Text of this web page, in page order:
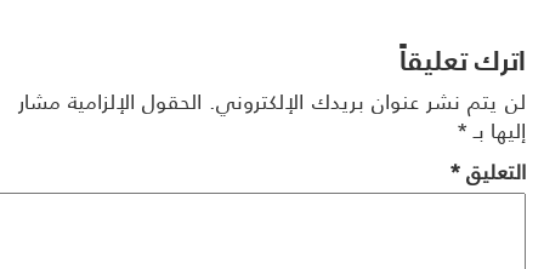
تعليقاً
يتم نشر عنوان بريدك الإلكتروني. الحقول الإلزامية مشار
بـ*
*